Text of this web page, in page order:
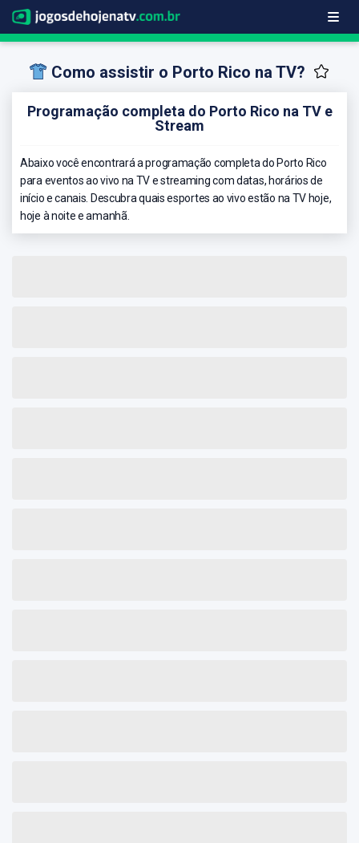
Como assistir o Porto Rico na TV?
Programação completa do Porto Rico na TV e
Stream
Abaixo você encontrará a programação completa do Porto Rico
para eventos ao vivo na TV e streaming com datas, horários de
início e canais. Descubra quais esportes ao vivo estão na TV hoje,
hoje à noite e amanhã.